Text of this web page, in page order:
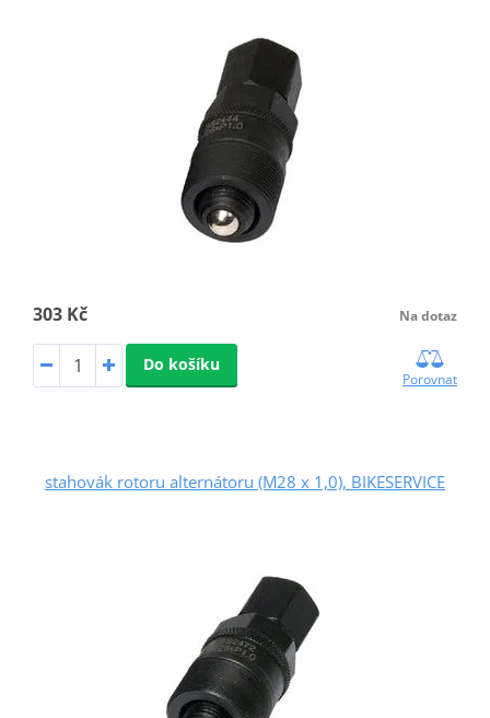
303 Kč Na dotaz
Do košíku
Porovnat
stahovák rotoru alternátoru (M28 x 1,0), BIKESERVICE